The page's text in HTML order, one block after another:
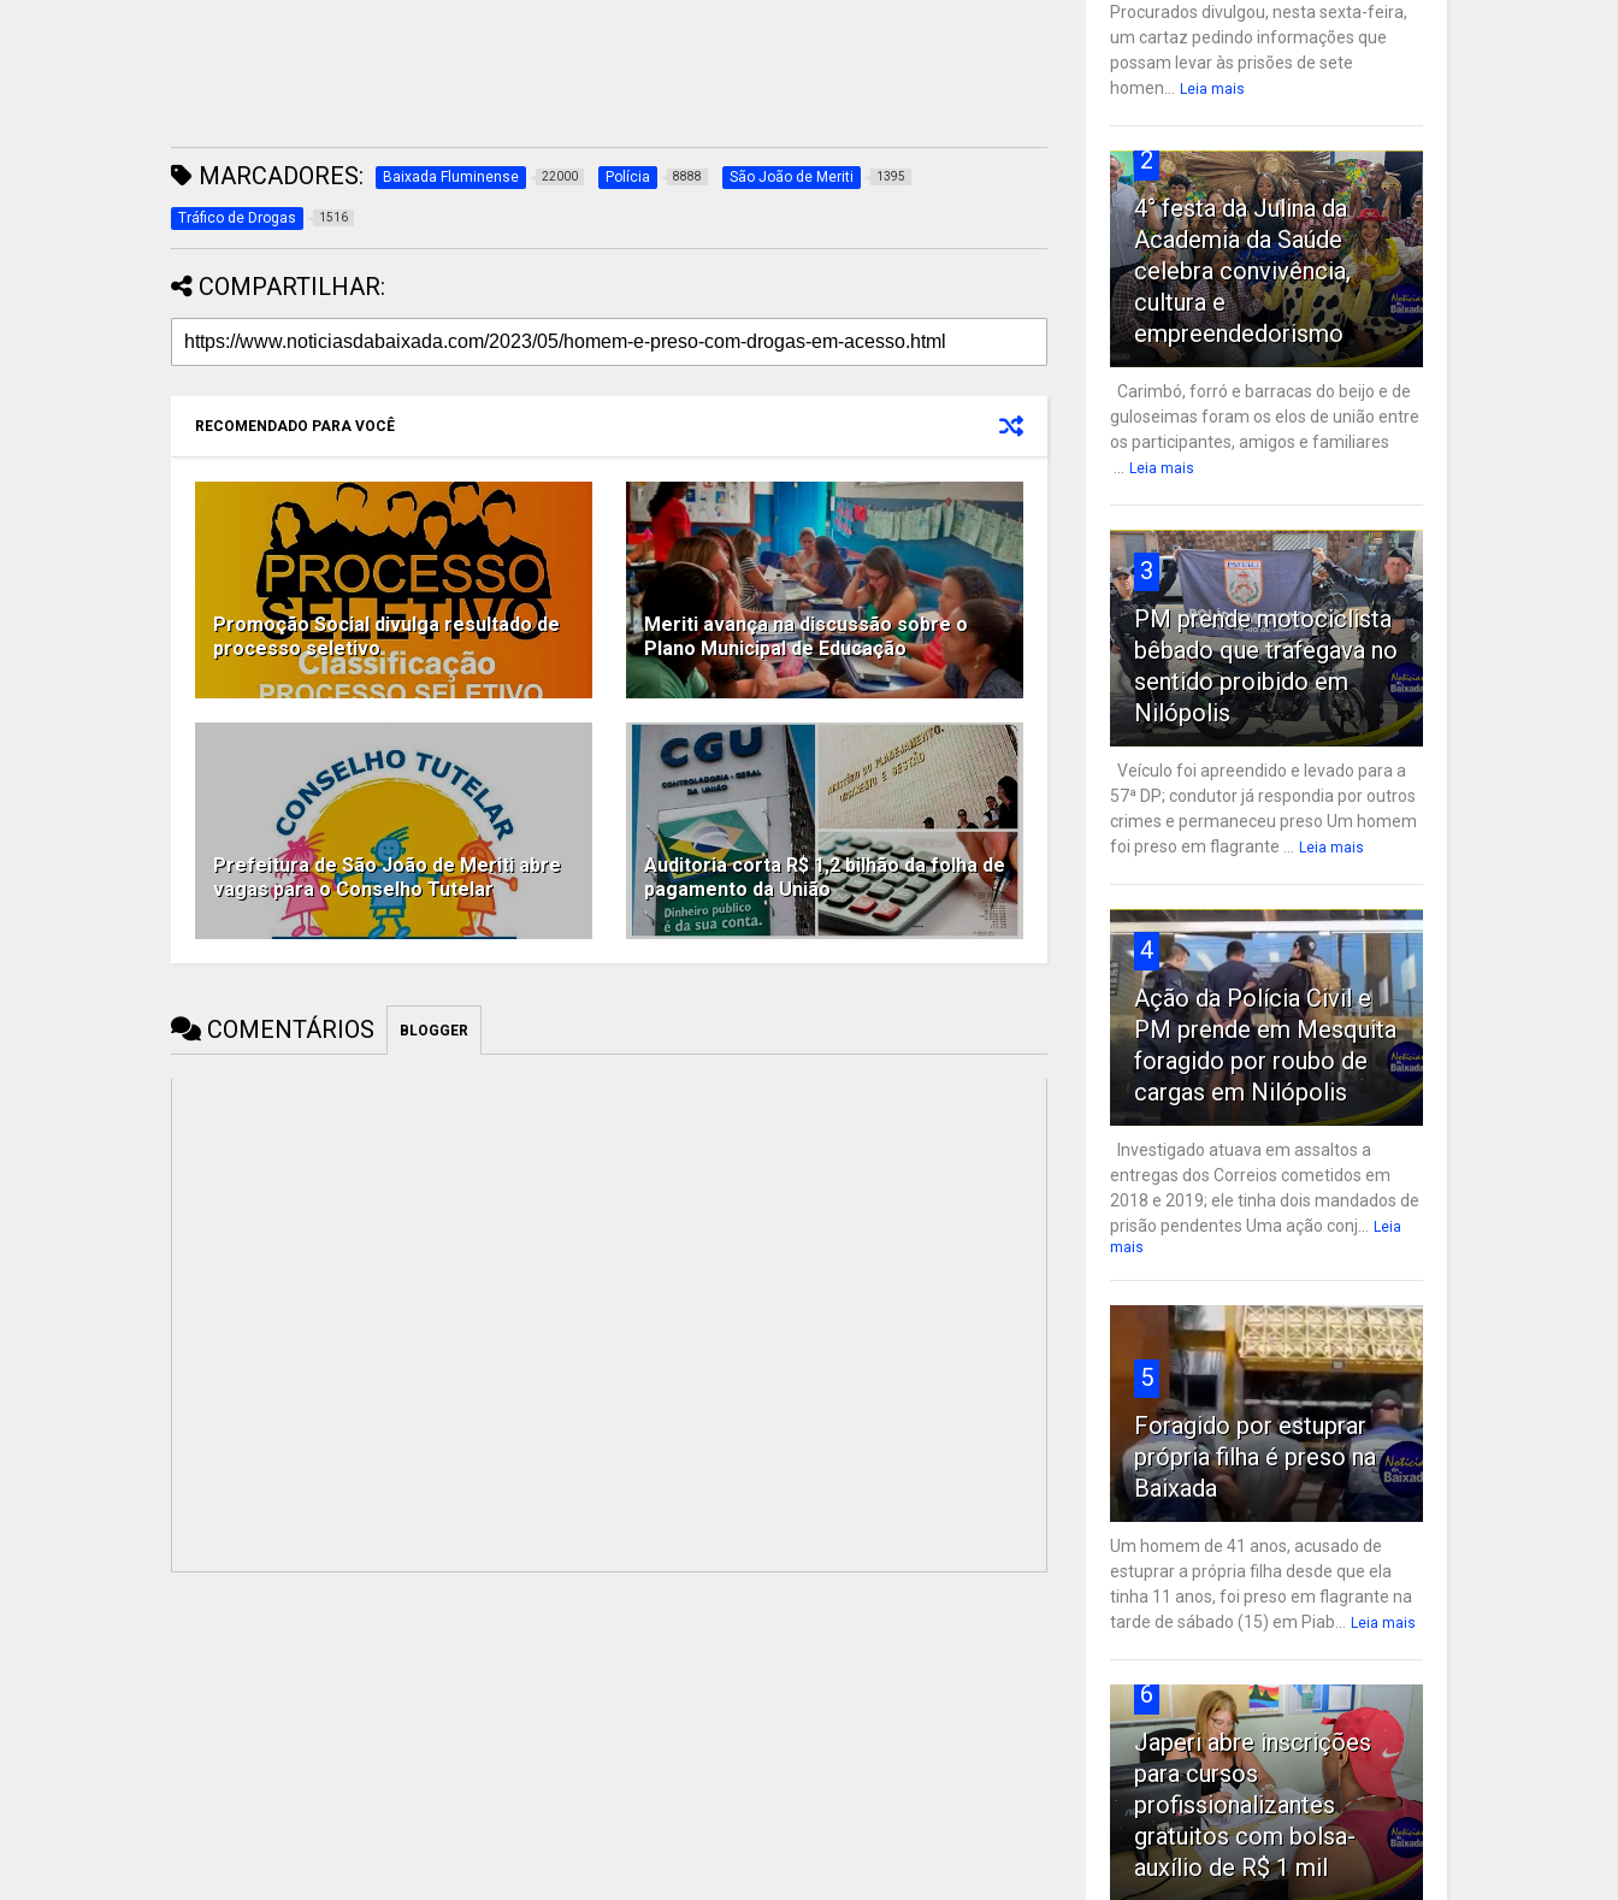
MARCADORES: Baixada Fluminense 22000 Polícia 8888 São João de Meriti 1395
Tráfico de Drogas 1516
COMPARTILHAR:
RECOMENDADO PARA VOCÊ
Promoção Social divulga resultado de
processo seletivo
Meriti avança na discussão sobre o
Plano Municipal de Educação
Prefeitura de São João de Meriti abre
vagas para o Conselho Tutelar
Auditoria corta R$ 1,2 bilhão da folha de
pagamento da União
COMENTÁRIOS BLOGGER
Procurados divulgou, nesta sexta-feira,
um cartaz pedindo informações que
possam levar às prisões de sete
homen... Leia mais
2
4° festa da Julina da
Academia da Saúde
celebra convivência,
cultura e
empreendedorismo
Carimbó, forró e barracas do beijo e de
guloseimas foram os elos de união entre
os participantes, amigos e familiares
... Leia mais
3
PM prende motociclista
bêbado que trafegava no
sentido proibido em
Nilópolis
Veículo foi apreendido e levado para a
57ª DP; condutor já respondia por outros
crimes e permaneceu preso Um homem
foi preso em flagrante ... Leia mais
4
Ação da Polícia Civil e
PM prende em Mesquita
foragido por roubo de
cargas em Nilópolis
Investigado atuava em assaltos a
entregas dos Correios cometidos em
2018 e 2019; ele tinha dois mandados de
prisão pendentes Uma ação conj... Leia
mais
5
Foragido por estuprar
própria filha é preso na
Baixada
Um homem de 41 anos, acusado de
estuprar a própria filha desde que ela
tinha 11 anos, foi preso em flagrante na
tarde de sábado (15) em Piab... Leia mais
6
Japeri abre inscrições
para cursos
profissionalizantes
gratuitos com bolsa-
auxílio de R$ 1 mil